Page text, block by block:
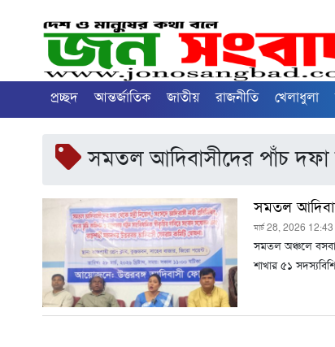
প্রচ্ছদ আন্তর্জাতিক জাতীয় রাজনীতি খেলাধুলা
সমতল আদিবাসীদের পাঁচ দফা
সমতল
মার্চ 28, 2026 12:43
সমতল অঞ্চলে
শাখার ৫১